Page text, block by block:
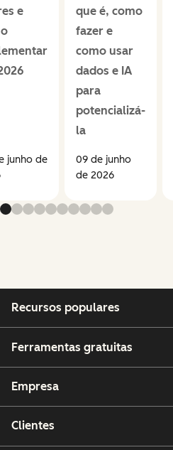
e
junho de
que é, como
fazer e
como usar
dados e IA
para
potencializá-
la
09 de junho
de 2026
Recursos populares
Ferramentas gratuitas
Empresa
Clientes